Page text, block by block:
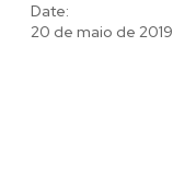
Date:
20 de maio de 2019